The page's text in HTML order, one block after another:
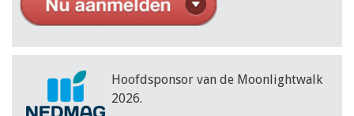
Hoofdsponsor van de Moonlightwalk
2026.